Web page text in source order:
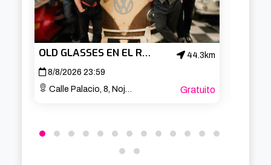
OLD GLASSES EN EL ROCK HOUSE DE NOJA
44.3km
8/8/2026 23:59
Calle Palacio, 8, Noja, Cantabria
Gratuito